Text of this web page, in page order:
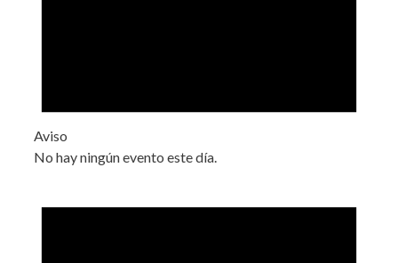
Aviso
No hay ningún evento este día.